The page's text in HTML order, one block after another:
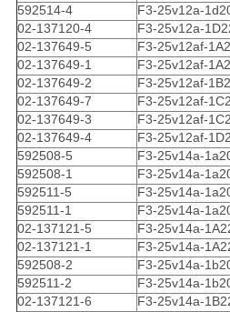
592514-4
F3-25v12a-
02-137120-4
F3-25v12a-
02-137649-5
F3-25v12af-
02-137649-1
F3-25v12af-
02-137649-2
F3-25v12af-
02-137649-7
F3-25v12af-
02-137649-3
F3-25v12af-
02-137649-4
F3-25v12af-
592508-5
F3-25v14a-
592508-1
F3-25v14a-
592511-5
F3-25v14a-
592511-1
F3-25v14a-
02-137121-5
F3-25v14a-
02-137121-1
F3-25v14a-
592508-2
F3-25v14a-
592511-2
F3-25v14a-
02-137121-6
F3-25v14a-